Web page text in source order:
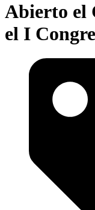
Abierto el
el I